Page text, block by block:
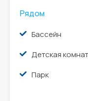
Рядом
Бассейн
Детская
Парк